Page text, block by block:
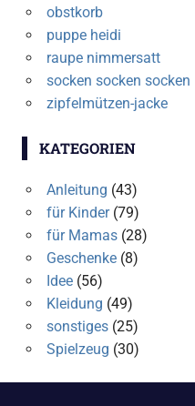
obstkorb
puppe heidi
raupe nimmersatt
socken socken socken
zipfelmützen-jacke
KATEGORIEN
Anleitung (43)
für Kinder(79)
für Mamas(28)
Geschenke(8)
Idee(56)
Kleidung (49)
sonstiges(25)
Spielzeug (30)